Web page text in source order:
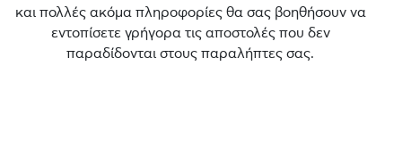
και πολλές ακόμα πληροφορίες θα σας βοηθήσουν να
εντοπίσετε γρήγορα τις αποστολές που δεν
παραδίδονται στους παραλήπτες σας.